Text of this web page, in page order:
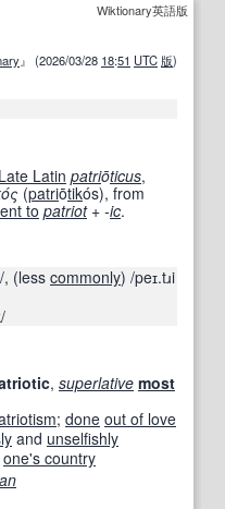
Wiktionary英語版
』 (2026/03/28 18:51 UTC 版)
Late Latin patriōticus,
(patriōtikós), from
to patriot+‎ -ic.
, (less commonly) /peɪ.tɹi
, superlative most
; done out of love
and unselfishly
one's country